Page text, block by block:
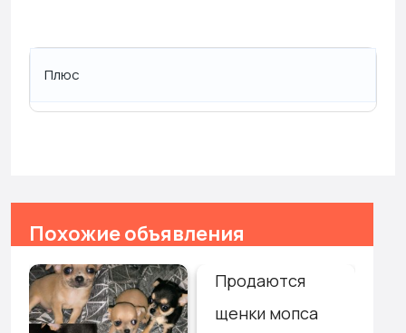
Плюс
Похожие объявления
Продаются
щенки мопса